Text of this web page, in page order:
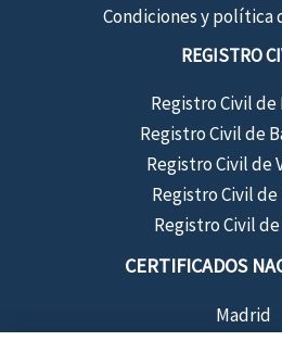
Condiciones y política
REGISTRO
Registro Civil de
Registro Civil de
Registro Civil de
Registro Civil
Registro Civil
CERTIFICADOS
Madrid